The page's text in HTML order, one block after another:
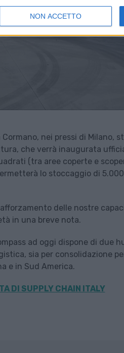
NON ACCETTO
nei pressi di Milano,
che verrà inaugurata
(tra aree coperte e
lo stoccaggio di
delle nostre
in una breve nota.
ad oggi dispone di due
sia per consolidazione
e in Sud America.
DI SUPPLY CHAIN ITALY